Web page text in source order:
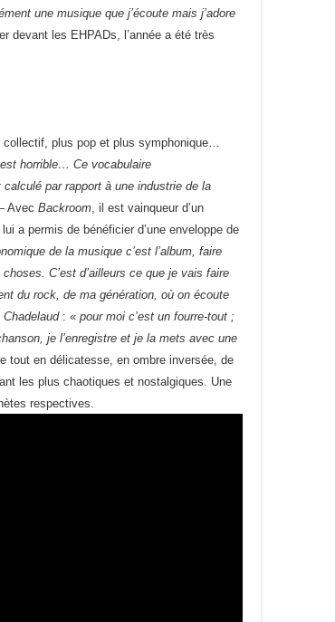
une musique que j’écoute mais j’adore
devant les EHPADs, l’année a été très
plus pop et plus symphonique…
horrible… Ce vocabulaire
par rapport à une industrie de la
Avec Backroom, il est vainqueur d’un
lui a permis de bénéficier d’une enveloppe de
de la musique c’est l’album, faire
C’est d’ailleurs ce que je vais faire
du rock, de ma génération, où on écoute
: « pour moi c’est un fourre-tout ;
je l’enregistre et je la mets avec une
tout en délicatesse, en ombre inversée, de
les plus chaotiques et nostalgiques. Une
respectives.